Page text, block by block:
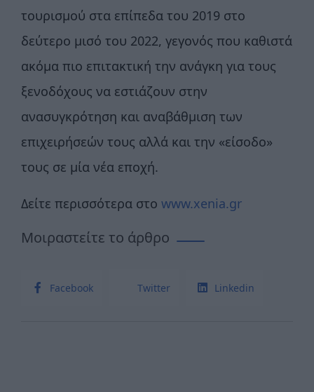
τουρισμού στα επίπεδα του 2019 στο
δεύτερο μισό του 2022, γεγονός που καθιστά
ακόμα πιο επιτακτική την ανάγκη για τους
ξενοδόχους να εστιάζουν στην
ανασυγκρότηση και αναβάθμιση των
επιχειρήσεών τους αλλά και την «είσοδο»
τους σε μία νέα εποχή.
Δείτε περισσότερα στο www.xenia.gr
Μοιραστείτε το άρθρο
Facebook Twitter Linkedin